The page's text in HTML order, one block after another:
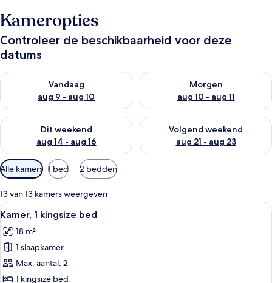
Kameropties
Controleer de beschikbaarheid voor deze
datums
Vandaag
aug 9 - aug 10
De beschikbaarheid controleren voor vanavond aug 9 - aug
Morgen
aug 10 - aug 11
De beschikbaarheid
Dit weekend
aug 14 - aug 16
De beschikbaarheid controleren voor dit weekend aug 14 -
Volgend weekend
aug 21 - aug 23
De beschikbaarheid
Beschikbare
filters
voor
kamers
Alle kamers 1 bed 2 bedden
13 van 13 kamers weergeven
Alle
foto's
voor
Kamer,
1
kingsize
Een moderne hotelkamer met een
5
Kamer, 1 kingsize bed
18 m²
1 slaapkamer
Max. aantal: 2
1 kingsize bed